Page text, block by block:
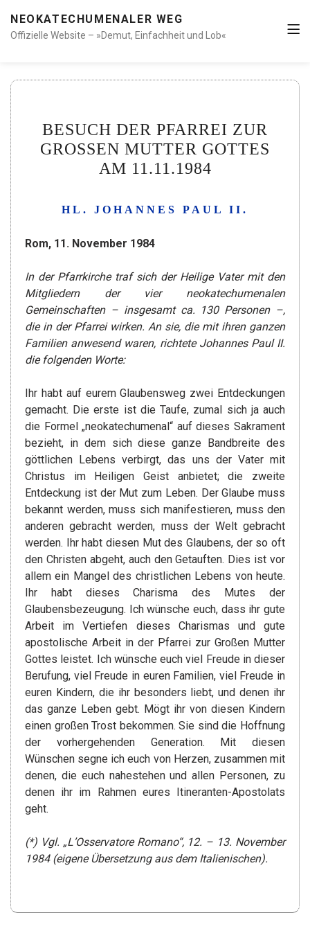
NEOKATECHUMENALER WEG
Offizielle Website – »Demut, Einfachheit und Lob«
BESUCH DER PFARREI ZUR
GROSSEN MUTTER GOTTES
AM 11.11.1984
HL. JOHANNES PAUL II.
Rom, 11. November 1984
In der Pfarrkirche traf sich der Heilige Vater mit den
Mitgliedern der vier neokatechumenalen
Gemeinschaften – insgesamt ca. 130 Personen –,
die in der Pfarrei wirken. An sie, die mit ihren ganzen
Familien anwesend waren, richtete Johannes Paul II.
die folgenden Worte:
Ihr habt auf eurem Glaubensweg zwei Entdeckungen
gemacht. Die erste ist die Taufe, zumal sich ja auch
die Formel „neokatechumenal“ auf dieses Sakrament
bezieht, in dem sich diese ganze Bandbreite des
göttlichen Lebens verbirgt, das uns der Vater mit
Christus im Heiligen Geist anbietet; die zweite
Entdeckung ist der Mut zum Leben. Der Glaube muss
bekannt werden, muss sich manifestieren, muss den
anderen gebracht werden, muss der Welt gebracht
werden. Ihr habt diesen Mut des Glaubens, der so oft
den Christen abgeht, auch den Getauften. Dies ist vor
allem ein Mangel des christlichen Lebens von heute.
Ihr habt dieses Charisma des Mutes der
Glaubensbezeugung. Ich wünsche euch, dass ihr gute
Arbeit im Vertiefen dieses Charismas und gute
apostolische Arbeit in der Pfarrei zur Großen Mutter
Gottes leistet. Ich wünsche euch viel Freude in dieser
Berufung, viel Freude in euren Familien, viel Freude in
euren Kindern, die ihr besonders liebt, und denen ihr
das ganze Leben gebt. Mögt ihr von diesen Kindern
einen großen Trost bekommen. Sie sind die Hoffnung
der vorhergehenden Generation. Mit diesen
Wünschen segne ich euch von Herzen, zusammen mit
denen, die euch nahestehen und allen Personen, zu
denen ihr im Rahmen eures Itineranten-Apostolats
geht.
(*) Vgl. „L’Osservatore Romano“, 12. – 13. November
1984 (eigene Übersetzung aus dem Italienischen).